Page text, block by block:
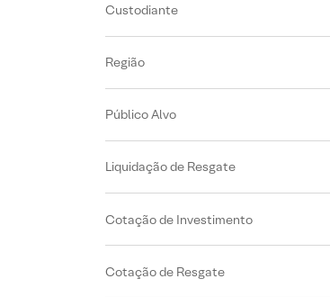
Custodiante
Região
Público Alvo
Liquidação de Resgate
Cotação de Investimento
Cotação de Resgate